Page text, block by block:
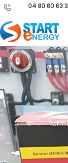
04 80 80 63